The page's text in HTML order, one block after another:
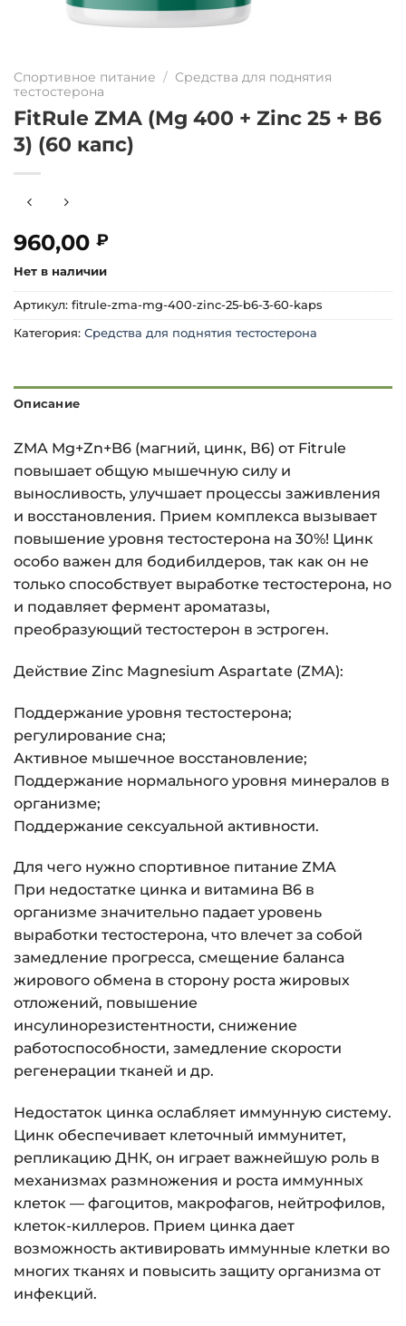
Спортивное питание / Средства для поднятия
тестостерона
FitRule ZMA (Mg 400 + Zinc 25 + B6
3) (60 капс)
960,00 ₽
Нет в наличии
Артикул: fitrule-zma-mg-400-zinc-25-b6-3-60-kaps
Категория: Средства для поднятия тестостерона
Описание
ZMA Mg+Zn+B6 (магний, цинк, В6) от Fitrule
повышает общую мышечную силу и
выносливость, улучшает процессы заживления
и восстановления. Прием комплекса вызывает
повышение уровня тестостерона на 30%! Цинк
особо важен для бодибилдеров, так как он не
только способствует выработке тестостерона, но
и подавляет фермент ароматазы,
преобразующий тестостерон в эстроген.
Действие Zinc Magnesium Aspartate (ZMA):
Поддержание уровня тестостерона;
регулирование сна;
Активное мышечное восстановление;
Поддержание нормального уровня минералов в
организме;
Поддержание сексуальной активности.
Для чего нужно спортивное питание ZMA
При недостатке цинка и витамина B6 в
организме значительно падает уровень
выработки тестостерона, что влечет за собой
замедление прогресса, смещение баланса
жирового обмена в сторону роста жировых
отложений, повышение
инсулинорезистентности, снижение
работоспособности, замедление скорости
регенерации тканей и др.
Недостаток цинка ослабляет иммунную систему.
Цинк обеспечивает клеточный иммунитет,
репликацию ДНК, он играет важнейшую роль в
механизмах размножения и роста иммунных
клеток — фагоцитов, макрофагов, нейтрофилов,
клеток-киллеров. Прием цинка дает
возможность активировать иммунные клетки во
многих тканях и повысить защиту организма от
инфекций.